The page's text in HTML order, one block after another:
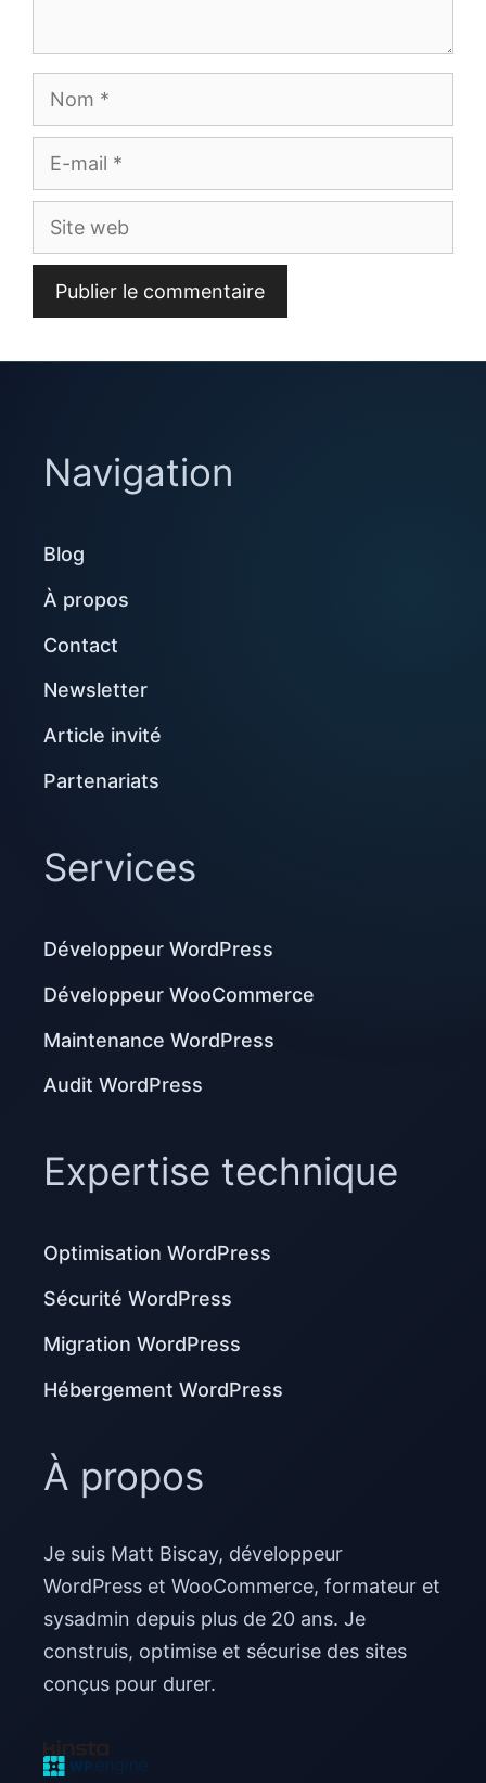
Site
Navigation
Blog
À propos
Contact
Newsletter
Article invité
Partenariats
Services
Développeur WordPress
Développeur WooCommerce
Maintenance WordPress
Audit WordPress
Expertise technique
Optimisation WordPress
Sécurité WordPress
Migration WordPress
Hébergement WordPress
À propos
Je suis Matt Biscay, développeur
WordPress et WooCommerce, formateur et
sysadmin depuis plus de 20 ans. Je
construis, optimise et sécurise des sites
conçus pour durer.